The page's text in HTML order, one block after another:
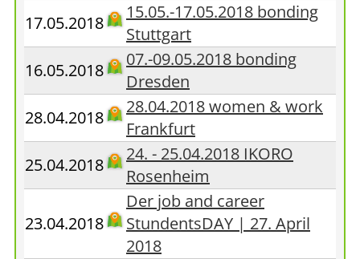
17.05.2018
15.05.-17.05.2018 bonding
Stuttgart
16.05.2018
07.-09.05.2018 bonding
Dresden
28.04.2018
28.04.2018 women & work
Frankfurt
25.04.2018
24. - 25.04.2018 IKORO
Rosenheim
23.04.2018
Der job and career
StundentsDAY | 27. April
2018